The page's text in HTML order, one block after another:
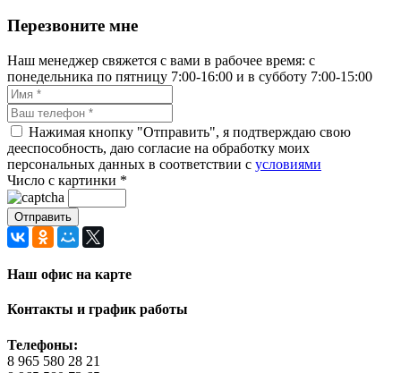
Перезвоните мне
Наш менеджер свяжется с вами в рабочее время: с
понедельника по пятницу 7:00-16:00 и в субботу 7:00-15:00
Нажимая кнопку "Отправить", я подтверждаю свою
дееспособность, даю согласие на обработку моих
персональных данных в соответствии с условиями
Число с картинки *
Наш офис на карте
Контакты и график работы
Телефоны:
8 965 580 28 21